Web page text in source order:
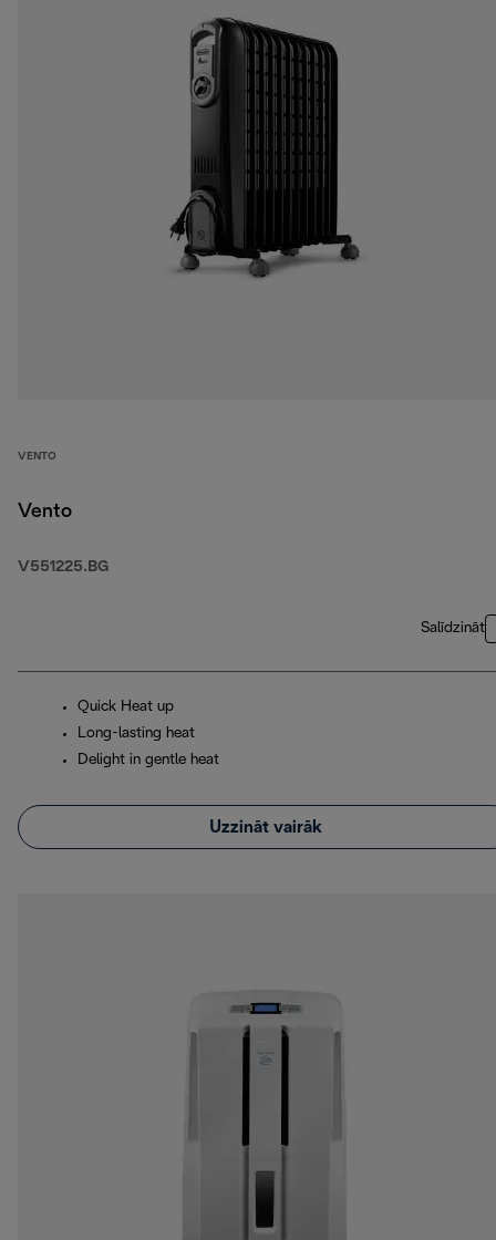
VENTO
Vento
V551225.BG
Salīdzināt
Quick Heat up
Long-lasting heat
Delight in gentle heat
Uzzināt vairāk